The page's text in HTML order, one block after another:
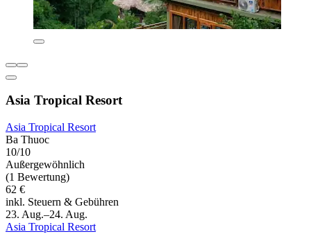
Asia Tropical Resort
Asia Tropical Resort
Ba Thuoc
10/10
Außergewöhnlich
(1 Bewertung)
62 €
inkl. Steuern & Gebühren
23. Aug.–24. Aug.
Asia Tropical Resort